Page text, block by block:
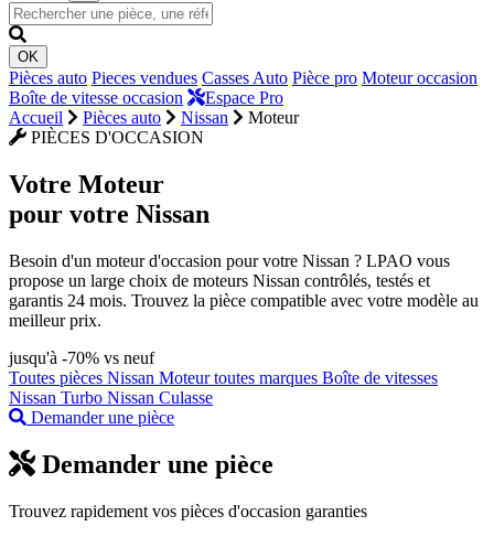
OK
Pièces auto Pieces vendues Casses Auto Pièce pro Moteur occasion
Boîte de vitesse occasion
Espace Pro
Accueil
Pièces auto Nissan
Moteur
PIÈCES D'OCCASION
Votre Moteur
pour votre Nissan
Besoin d'un moteur d'occasion pour votre Nissan ? LPAO vous
propose un large choix de moteurs Nissan contrôlés, testés et
garantis 24 mois. Trouvez la pièce compatible avec votre modèle au
meilleur prix.
jusqu'à -70% vs neuf
Toutes pièces Nissan Moteur toutes marques Boîte de vitesses
Nissan Turbo Nissan Culasse
Demander une pièce
Demander une pièce
Trouvez rapidement vos pièces d'occasion garanties